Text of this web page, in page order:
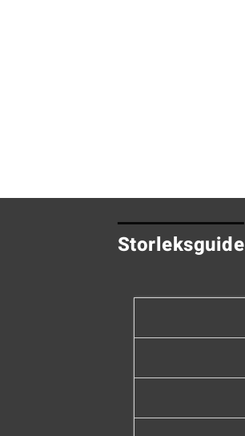
Storleksguide